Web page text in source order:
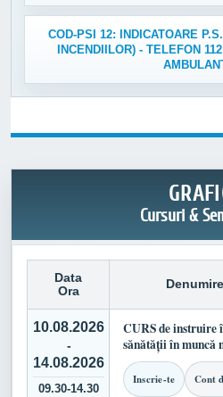
COD-PSI 12: INDICATOARE
INCENDIILOR) - TELEFON
Cursuri &
Data
Ora
10.08.2026
-
14.08.2026
09.30-14.30
CURS de instruire
sănătății în
Inscrie-te Cont